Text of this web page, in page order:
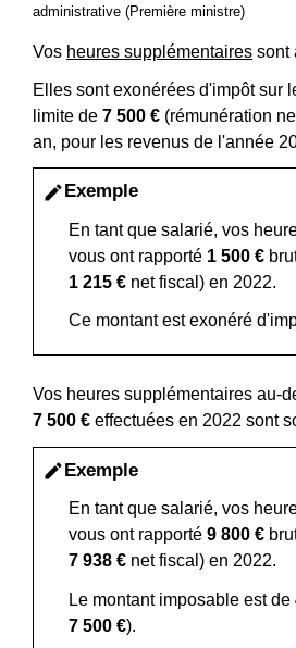
administrative (Première ministre)
Vos heures supplémentaires sont
Elles sont exonérées d'impôt sur
limite de 7 500 € (rémunération
an, pour les revenus de l'année
editExemple
En tant que salarié, vos
vous ont rapporté 1 500 €
1 215 € net fiscal) en 2022.
Ce montant est exonéré
Vos heures supplémentaires au-
7 500 € effectuées en 2022 sont
editExemple
En tant que salarié, vos
vous ont rapporté 9 800 €
7 938 € net fiscal) en 2022.
Le montant imposable est de
7 500 €).